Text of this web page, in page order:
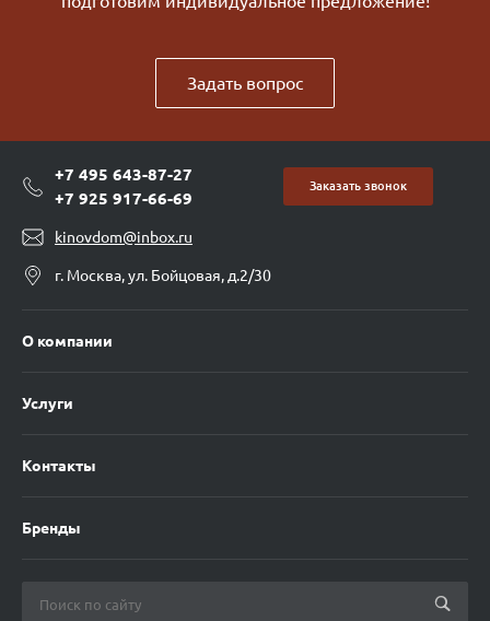
Задать вопрос
+7 495 643-87-27
+7 925 917-66-69
Заказать звонок
kinovdom@inbox.ru
г. Москва, ул. Бойцовая, д.2/30
О компании
Услуги
Контакты
Бренды